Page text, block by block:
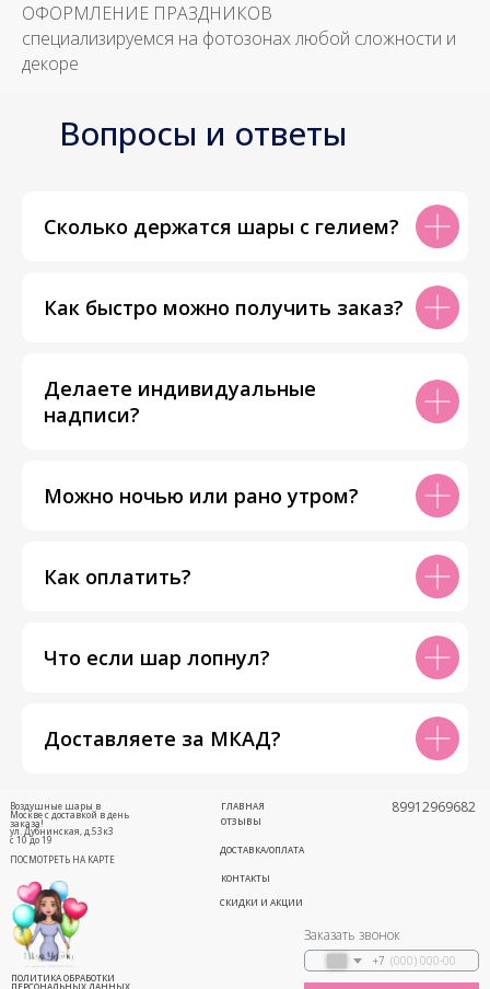
ОФОРМЛЕНИЕ ПРАЗДНИКОВ
специализируемся на фотозонах любой сложности и
декоре
Вопросы и ответы
Сколько держатся шары с гелием?
Как быстро можно получить заказ?
Делаете индивидуальные
надписи?
Можно ночью или рано утром?
Как оплатить?
Что если шар лопнул?
Доставляете за МКАД?
ул. Дубнинская, д.53к3
с 10 до 19
ПОСМОТРЕТЬ НА КАРТЕ
ОТЗЫВЫ
ГЛАВНАЯ
ДОСТАВКА/ОПЛАТА
СКИДКИ И АКЦИИ
КОНТАКТЫ
89912969682
Воздушные шары в
Москве с доставкой в день
заказа!
Заказать звонок
+7
ПОЛИТИКА ОБРАБОТКИ